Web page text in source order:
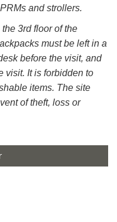
and strollers.
3rd floor of the
must be left in a
before the visit, and
visit. It is forbidden to
items. The site
of theft, loss or